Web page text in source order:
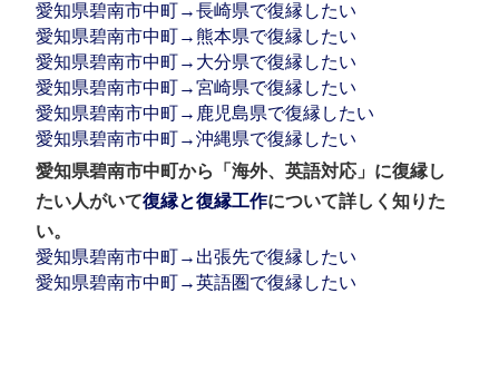
愛知県碧南市中町→長崎県で復縁したい
愛知県碧南市中町→熊本県で復縁したい
愛知県碧南市中町→大分県で復縁したい
愛知県碧南市中町→宮崎県で復縁したい
愛知県碧南市中町→鹿児島県で復縁したい
愛知県碧南市中町→沖縄県で復縁したい
愛知県碧南市中町から「海外、英語対応」に復縁し
たい人がいて復縁と復縁工作について詳しく知りた
い。
愛知県碧南市中町→出張先で復縁したい
愛知県碧南市中町→英語圏で復縁したい